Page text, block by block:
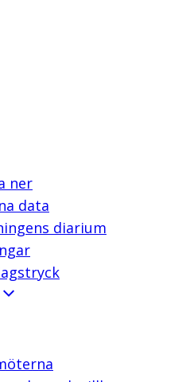
ner
data
diarium